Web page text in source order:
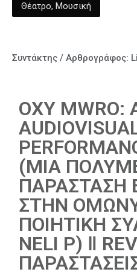
Θέατρο, Μουσική
Συντάκτης / Αρθρογράφος:
OXY MWRO:
(ΜΙΑ
ΠΑΡΑΣΤΑΣΗ
ΣΤΗΝ
ΠΟΙΗΤΙΚΗ
NELI P) ‖